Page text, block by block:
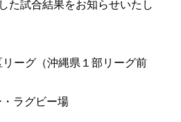
た試合結果をお知らせいたし
ーグ（沖縄県１部リーグ前
ラグビー場